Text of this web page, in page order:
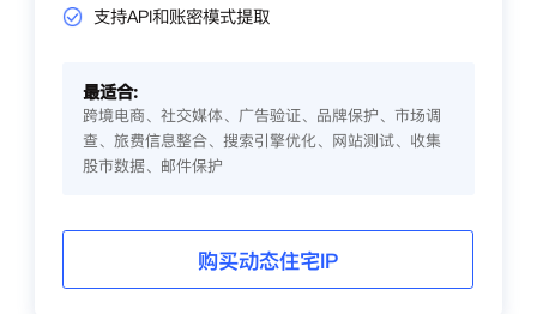
支持API和账密模式提取
最适合:
跨境电商、社交媒体、广告验证、品牌保护、市场调
查、旅费信息整合、搜索引擎优化、网站测试、收集
股市数据、邮件保护
购买动态住宅IP